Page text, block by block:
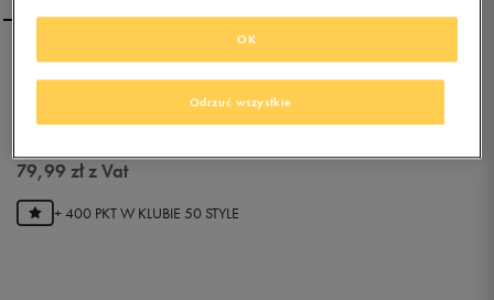
NIKE HYPERVENOM
79,99 złz Vat
+ 400 PKT W KLUBIE 50 STYLE
Odrzuć wszystkie
OK